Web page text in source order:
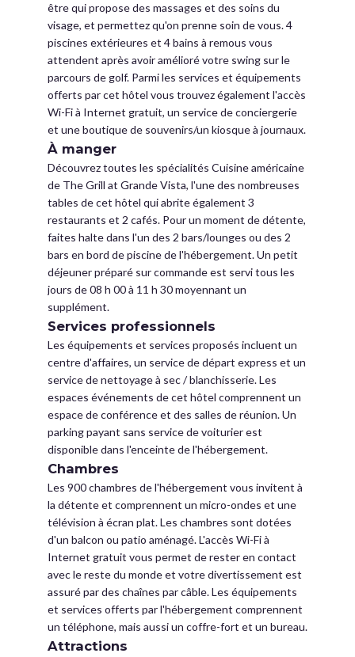
être qui propose des massages et des soins du
visage, et permettez qu'on prenne soin de vous. 4
piscines extérieures et 4 bains à remous vous
attendent après avoir amélioré votre swing sur le
parcours de golf. Parmi les services et équipements
offerts par cet hôtel vous trouvez également l'accès
Wi-Fi à Internet gratuit, un service de conciergerie
et une boutique de souvenirs/un kiosque à journaux.
À manger
Découvrez toutes les spécialités Cuisine américaine
de The Grill at Grande Vista, l'une des nombreuses
tables de cet hôtel qui abrite également 3
restaurants et 2 cafés. Pour un moment de détente,
faites halte dans l'un des 2 bars/lounges ou des 2
bars en bord de piscine de l'hébergement. Un petit
déjeuner préparé sur commande est servi tous les
jours de 08 h 00 à 11 h 30 moyennant un
supplément.
Services professionnels
Les équipements et services proposés incluent un
centre d'affaires, un service de départ express et un
service de nettoyage à sec / blanchisserie. Les
espaces événements de cet hôtel comprennent un
espace de conférence et des salles de réunion. Un
parking payant sans service de voiturier est
disponible dans l'enceinte de l'hébergement.
Chambres
Les 900 chambres de l'hébergement vous invitent à
la détente et comprennent un micro-ondes et une
télévision à écran plat. Les chambres sont dotées
d'un balcon ou patio aménagé. L'accès Wi-Fi à
Internet gratuit vous permet de rester en contact
avec le reste du monde et votre divertissement est
assuré par des chaînes par câble. Les équipements
et services offerts par l'hébergement comprennent
un téléphone, mais aussi un coffre-fort et un bureau.
Attractions